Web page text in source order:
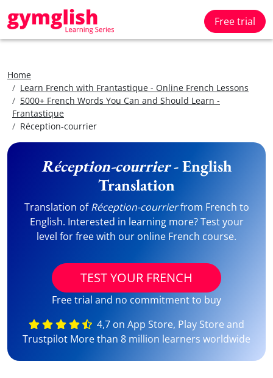
Free trial
Home
Learn French with Frantastique - Online French Lessons
5000+ French Words You Can and Should Learn -
Frantastique
Réception-courrier
Réception-courrier- English
Translation
Translation ofRéception-courrierfrom French to
English. Interested in learning more? Test your
level for free with our online French course.
TEST YOUR FRENCH
Free trial and no commitment to buy
4,7 on App Store, Play Store and
Trustpilot More than 8 million learners worldwide